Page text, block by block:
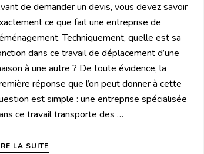
de demander un devis, vous devez savoir
ce que fait une entreprise de
Techniquement, quelle est sa
dans ce travail de déplacement d’une
à une autre ? De toute évidence, la
réponse que l’on peut donner à cette
est simple : une entreprise spécialisée
ce travail transporte des …
LA SUITE